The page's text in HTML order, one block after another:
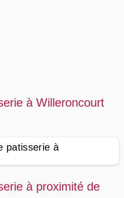
à Willeroncourt
patisserie à
à proximité de